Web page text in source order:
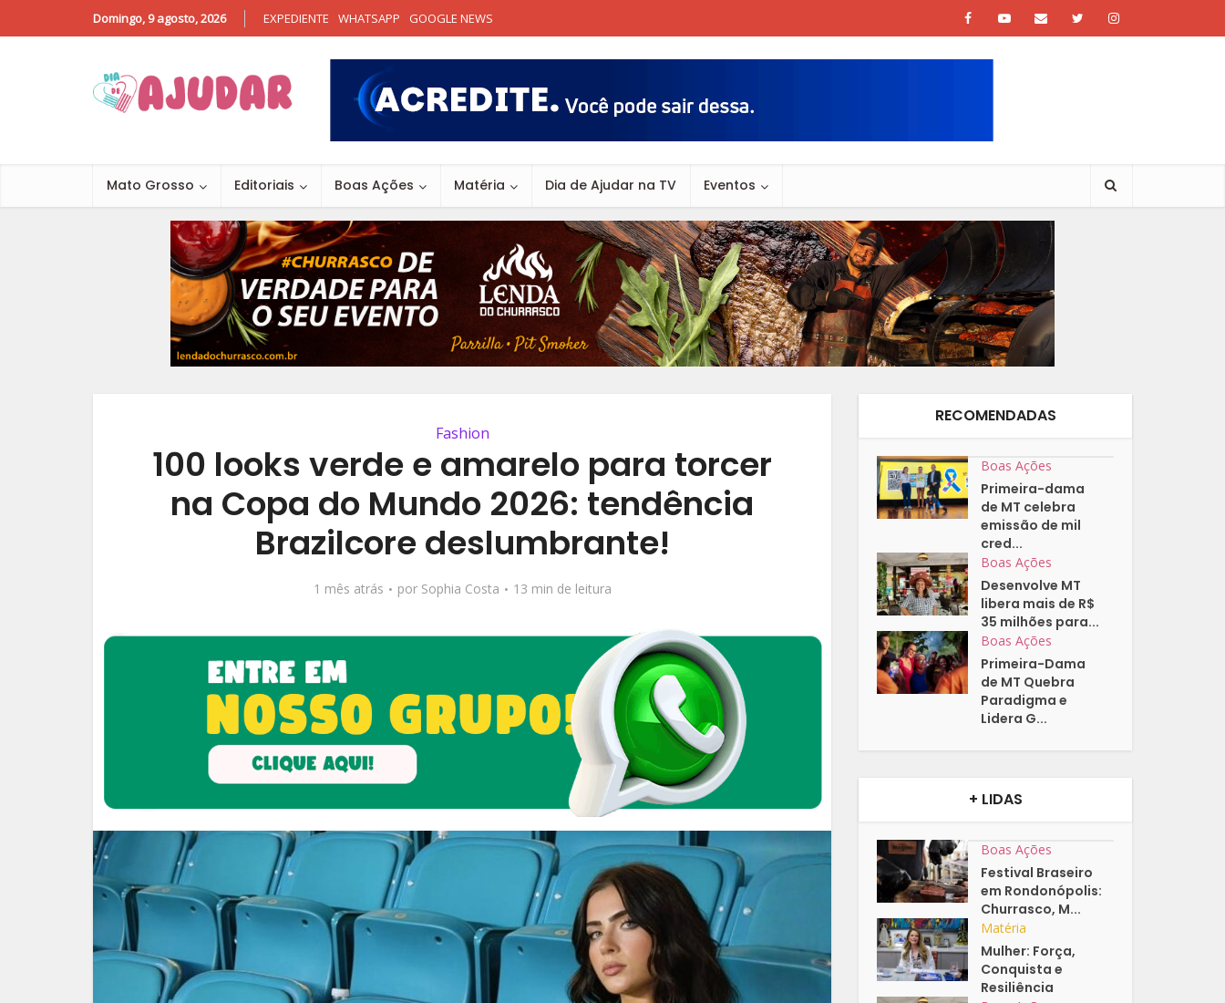
Domingo, 9 agosto, 2026 EXPEDIENTE WHATSAPP GOOGLE NEWS
Mato Grosso Editoriais Boas Ações Matéria Dia de Ajudar na TV Eventos
Fashion
100 looks verde e amarelo para torcer
na Copa do Mundo 2026: tendência
Brazilcore deslumbrante!
1 mês atrás por Sophia Costa 13 min de leitura
RECOMENDADAS
Boas Ações
Primeira-dama
de MT celebra
emissão de mil
cred...
Boas Ações
Desenvolve MT
libera mais de R$
35 milhões para...
Boas Ações
Primeira-Dama
de MT Quebra
Paradigma e
Lidera G...
+ LIDAS
Boas Ações
Festival Braseiro
em Rondonópolis:
Churrasco, M...
Matéria
Mulher: Força,
Conquista e
Resiliência